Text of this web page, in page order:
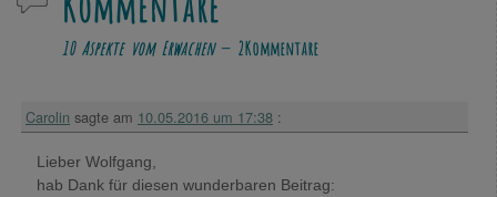
10 Aspekte vom Erwachen— 2 Kommentare
Carolin sagte am 10.05.2016 um 17:38 :
Lieber Wolfgang,
hab Dank für diesen wunderbaren Beitrag: